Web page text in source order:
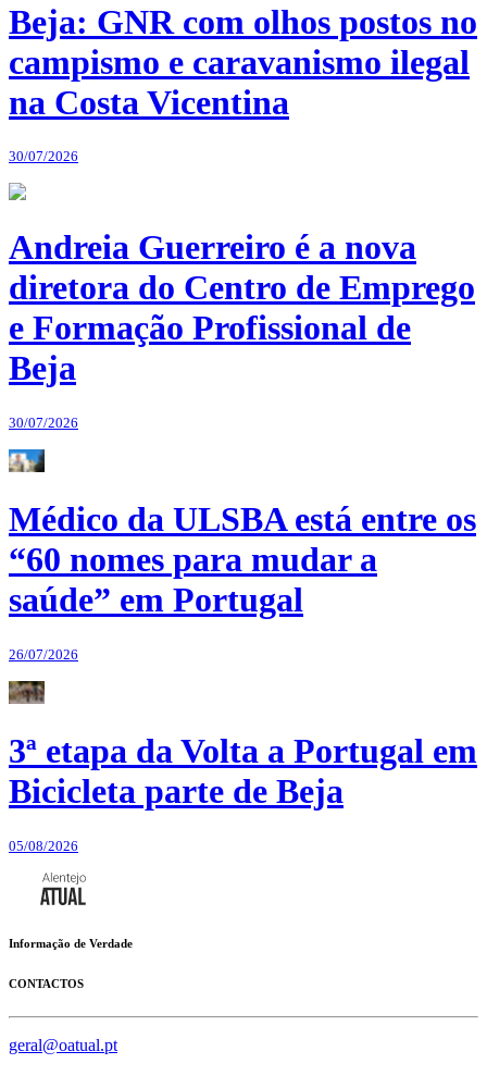
Beja: GNR com olhos postos no
campismo e caravanismo ilegal
na Costa Vicentina
30/07/2026
Andreia Guerreiro é a nova
diretora do Centro de Emprego
e Formação Profissional de
Beja
30/07/2026
Médico da ULSBA está entre os
“60 nomes para mudar a
saúde” em Portugal
26/07/2026
3ª etapa da Volta a Portugal em
Bicicleta parte de Beja
05/08/2026
Informação de Verdade
CONTACTOS
geral@oatual.pt